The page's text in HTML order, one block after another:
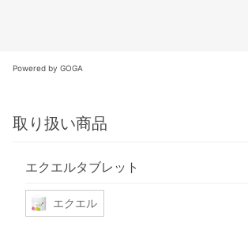
Powered by GOGA
取り扱い商品
エクエルタブレット
エクエル